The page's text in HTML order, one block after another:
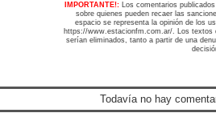
IMPORTANTE!: Los comentarios
sobre quienes pueden recaer las
espacio se representa la opinión de los
https://www.estacionfm.com.ar/. Los textos
serían eliminados, tanto a partir de una
Todavía no hay